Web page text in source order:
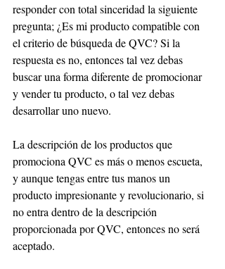
responder con total sinceridad la siguiente
pregunta; ¿Es mi producto compatible con
el criterio de búsqueda de QVC? Si la
respuesta es no, entonces tal vez debas
buscar una forma diferente de promocionar
y vender tu producto, o tal vez debas
desarrollar uno nuevo.
La descripción de los productos que
promociona QVC es más o menos escueta,
y aunque tengas entre tus manos un
producto impresionante y revolucionario, si
no entra dentro de la descripción
proporcionada por QVC, entonces no será
aceptado.